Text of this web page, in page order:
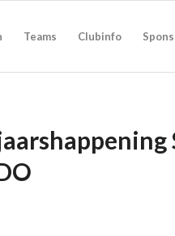
Teams Clubinfo